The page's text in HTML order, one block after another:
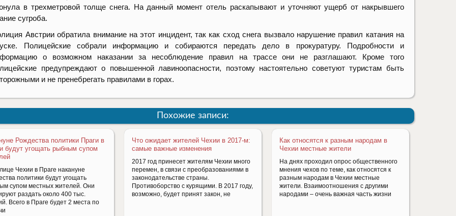
в трехметровой толще снега. На данный момент отель раскапывают и уточняют ущерб от накрывшего
сугроба.
Австрии обратила внимание на этот инцидент, так как сход снега вызвало нарушение правил катания на
Полицейские собрали информацию и собираются передать дело в прокуратуру. Подробности и
о возможном наказании за несоблюдение правил на трассе они не разглашают. Кроме того
предупреждают о повышенной лавиноопасности, поэтому настоятельно советуют туристам быть
и не пренебрегать правилами в горах.
Похожие записи:
Рождества политики Праги в
будут угощать рыбным супом
Чехии в Праге накануне
политики будут угощать
супом местных жителей. Они
раздать около 400 тыс.
Всего в Праге будет 2 места по
Что ожидает жителей Чехии в 2017-м:
самые важные изменения
2017 год принесет жителям Чехии много
перемен, в связи с преобразованиями в
законодательстве страны.
Противоборство с курящими. В 2017 году,
возможно, будет принят закон, не
Как относятся к разным народам в
Чехии местные жители
На днях проходил опрос общественного
мнения чехов по теме, как относятся к
разным народам в Чехии местные
жители. Взаимоотношения с другими
народами – очень важная часть жизни